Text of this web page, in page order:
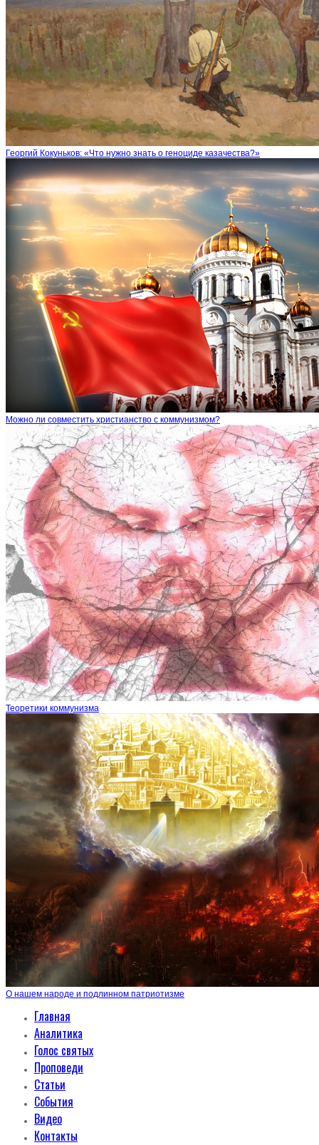
Георгий Кокуньков: «Что нужно знать о геноциде казачества?»
Можно ли совместить христианство с коммунизмом?
Теоретики коммунизма
О нашем народе и подлинном патриотизме
Главная
Аналитика
Голос святых
Проповеди
Статьи
События
Видео
Контакты